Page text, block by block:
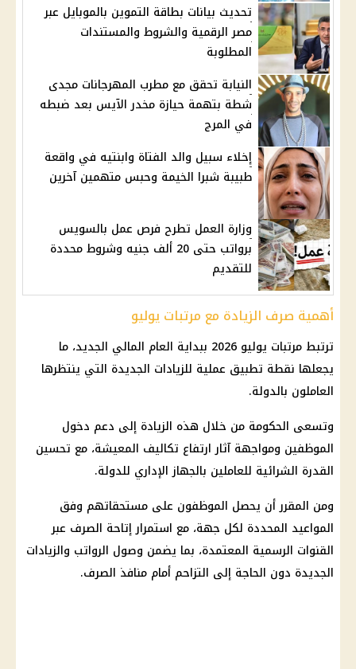
تحديث بيانات بطاقة التموين بالموبايل عبر
مصر الرقمية والشروط والمستندات
المطلوبة
النيابة تحقق مع مطرب المهرجانات مجدى
شطة بتهمة حيازة مخدر الآيس بعد ضبطه
في المرج
إخلاء سبيل والد الفتاة وابنتيه في واقعة
طبيبة شبرا الخيمة وحبس متهمين آخرين
وزارة العمل تطرح فرص عمل بالسويس
برواتب حتى 20 ألف جنيه وشروط محددة
للتقديم
أهمية صرف الزيادة مع مرتبات يوليو
ترتبط مرتبات يوليو 2026
ببداية العام المالي الجديد، ما
يجعلها نقطة تطبيق عملية للزيادات الجديدة التي ينتظرها
العاملون بالدولة.
وتسعى الحكومة من خلال هذه الزيادة إلى دعم دخول
الموظفين ومواجهة آثار ارتفاع تكاليف المعيشة، مع تحسين
القدرة الشرائية للعاملين بالجهاز الإداري للدولة.
ومن المقرر أن يحصل الموظفون على مستحقاتهم وفق
المواعيد المحددة لكل جهة، مع استمرار إتاحة الصرف عبر
القنوات الرسمية المعتمدة، بما يضمن وصول الرواتب والزيادات
الجديدة دون الحاجة إلى التزاحم أمام منافذ الصرف.